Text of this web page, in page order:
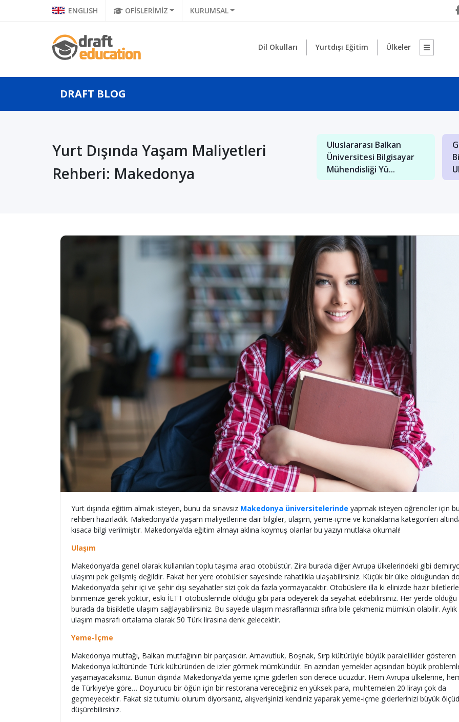
ENGLISH OFİSLERİMİZ KURUMSAL
Dil Okulları Yurtdışı Eğitim Ülkeler
DRAFT BLOG
Yurt Dışında Yaşam Maliyetleri
Rehberi: Makedonya
Geleceğin Bilgisayar
Bilimleri Mühendisleri,
Uluslararası ...
Uluslararası Saraybosna
Üniversitesi İngilizce
Makedonya Uluslararası
Balkan Üniversitesi'nde
Türkçe Öğretm...
Yurt dışında eğitim almak isteyen, bunu da sınavsız Makedonya üniversitelerinde yapmak isteyen öğrenciler için
rehberi hazırladık. Makedonya’da yaşam maliyetlerine dair bilgiler, ulaşım, yeme-içme ve konaklama kategorileri
kısaca bilgi verilmiştir. Makedonya’da eğitim almayı aklına koymuş olanlar bu yazıyı mutlaka okumalı!
Ulaşım
Makedonya’da genel olarak kullanılan toplu taşıma aracı otobüstür. Zira burada diğer Avrupa ülkelerindeki gibi
ulaşımı pek gelişmiş değildir. Fakat her yere otobüsler sayesinde rahatlıkla ulaşabilirsiniz. Küçük bir ülke olduğundan
Makedonya’da şehir içi ve şehir dışı seyahatler sizi çok da fazla yormayacaktır. Otobüslere illa ki elinizde hazır biletlerle
binmenize gerek yoktur, eski İETT otobüslerinde olduğu gibi para ödeyerek da seyahat edebilirsiniz. Her yerde olduğu
burada da bisikletle ulaşım sağlayabilirsiniz. Bu sayede ulaşım masraflarınızı sıfıra bile çekmeniz mümkün olabilir. Aylık
ulaşım masrafı ortalama olarak 50 Türk lirasına denk gelecektir.
Yeme-İçme
Makedonya mutfağı, Balkan mutfağının bir parçasıdır. Arnavutluk, Boşnak, Sırp kültürüyle büyük paralellikler gösteren
Makedonya kültüründe Türk kültüründen de izler görmek mümkündür. En azından yemekler açısından büyük
yaşamayacaksınız. Bunun dışında Makedonya’da yeme içme giderleri son derece ucuzdur. Hem Avrupa ülkelerine,
de Türkiye’ye göre… Doyurucu bir öğün için bir restorana vereceğiniz en yüksek para, muhtemelen 20 lirayı çok da
geçmeyecektir. Fakat siz tutumlu olurum diyorsanız, alışverişinizi kendiniz yaparak yeme-içme giderlerinizi büyük
düşürebilirsiniz.